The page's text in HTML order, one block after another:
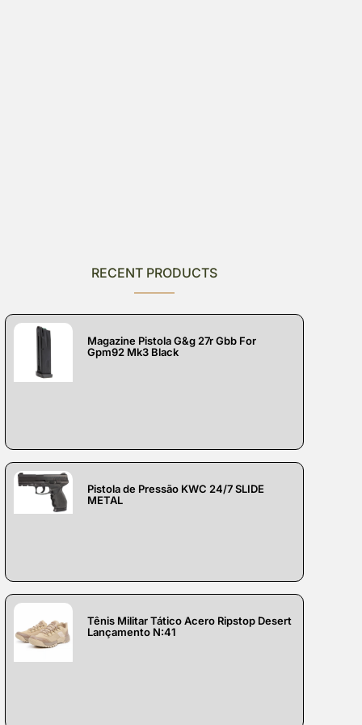
RECENT PRODUCTS
Magazine Pistola G&g 27r Gbb For
Gpm92 Mk3 Black
Pistola de Pressão KWC 24/7 SLIDE
METAL
Tênis Militar Tático Acero Ripstop Desert
Lançamento N:41